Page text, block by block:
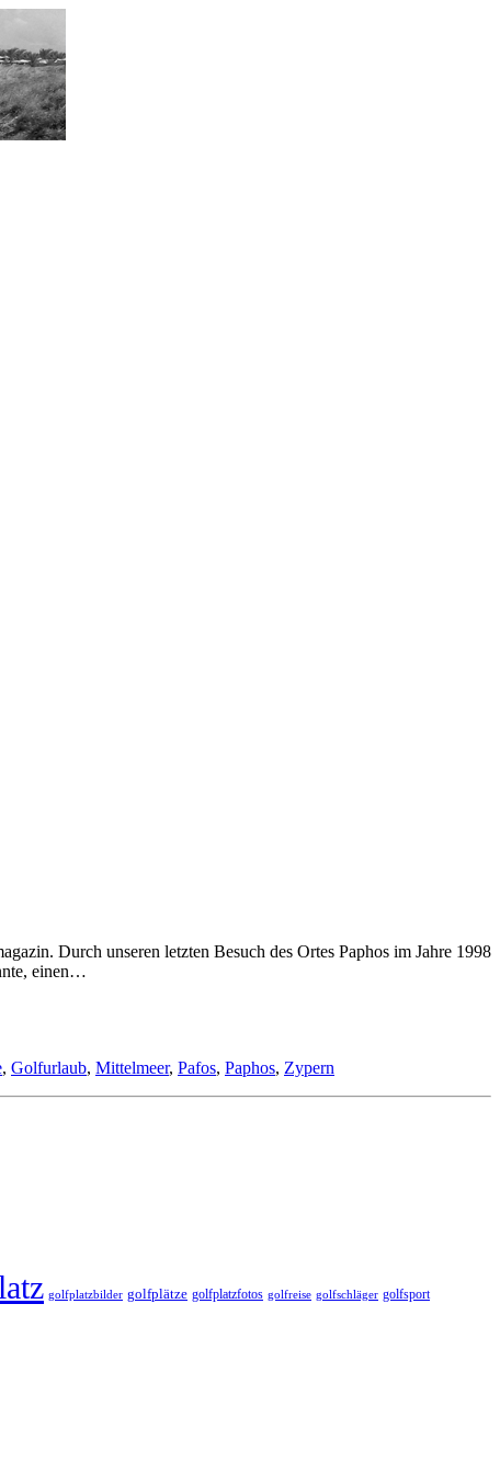
Durch unseren letzten Besuch des Ortes Paphos im Jahre 1998
einen…
, Golfurlaub, Mittelmeer, Pafos, Paphos, Zypern
golfplatzbilder golfplätze golfplatzfotos golfreise golfschläger golfsport